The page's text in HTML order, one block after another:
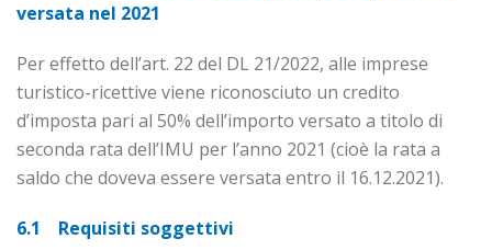
versata nel 2021
Per effetto dell’art. 22 del DL 21/2022, alle imprese
turistico-ricettive viene riconosciuto un credito
d’imposta pari al 50% dell’importo versato a titolo di
seconda rata dell’IMU per l’anno 2021 (cioè la rata a
saldo che doveva essere versata entro il 16.12.2021).
6.1 Requisiti soggettivi